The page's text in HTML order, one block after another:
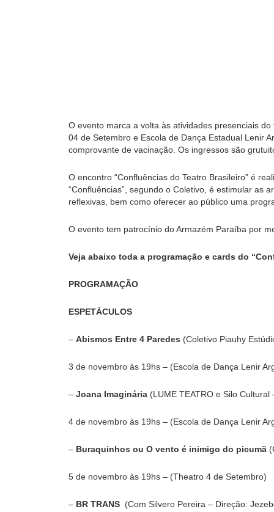
O evento marca a volta às atividades presenciais
04 de Setembro e Escola de Dança Estadual Lenir
comprovante de vacinação. Os ingressos são
O encontro “Confluências do Teatro Brasileiro” é
“Confluências”, segundo o Coletivo, é estimular as
reflexivas, bem como oferecer ao público uma
O evento tem patrocínio do Armazém Paraíba por
Veja abaixo toda a programação e cards do
PROGRAMAÇÃO
ESPETÁCULOS
– Abismos Entre 4 Paredes (Coletivo Piauhy
3 de novembro às 19hs – (Escola de Dança Lenir
– Joana Imaginária (LUME TEATRO e Silo
4 de novembro às 19hs – (Escola de Dança Lenir
– Buraquinhos ou O vento é inimigo do picumã
5 de novembro às 19hs – (Theatro 4 de Setembro)
– BR TRANS (Com Silvero Pereira – Direção: